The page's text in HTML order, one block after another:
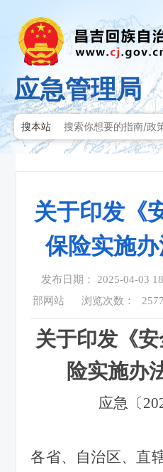
应急管理局
搜本站
关于印发《
保险实施
发布日期： 2025-04-03
部网站
浏览次数： 2577
关于印发《
险实施办
应急〔
各省、自治区、直